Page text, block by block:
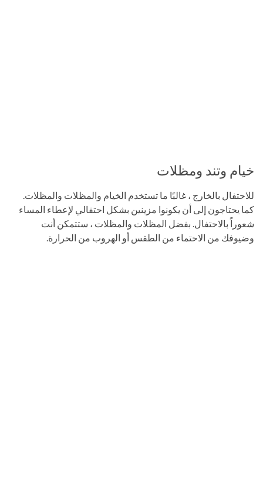
خيام وتند ومظلات
للاحتفال بالخارج ، غالبًا ما تستخدم الخيام والمظلات والمظلات.
كما يحتاجون إلى أن يكونوا مزينين بشكل احتفالي لإعطاء المساء
شعوراً بالاحتفال. بفضل المظلات والمظلات ، ستتمكن أنت
وضيوفك من الاحتماء من الطقس أو الهروب من الحرارة.